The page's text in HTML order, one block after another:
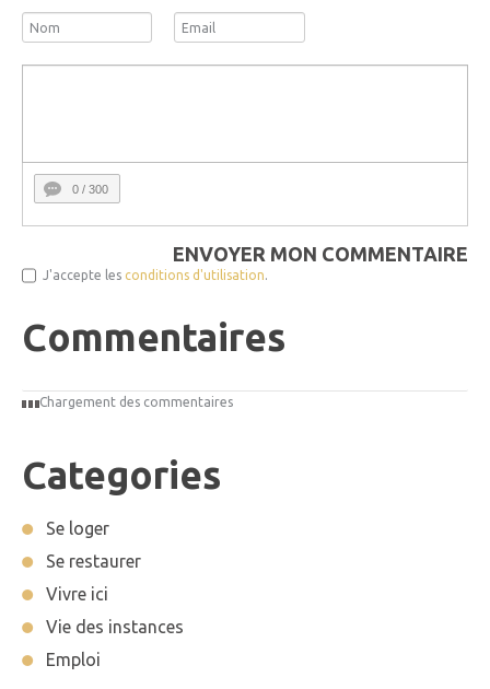
0 / 300
ENVOYER MON COMMENTAIRE
J'accepte les conditions d'utilisation.
Commentaires
Chargement des commentaires
Categories
Se loger
Se restaurer
Vivre ici
Vie des instances
Emploi